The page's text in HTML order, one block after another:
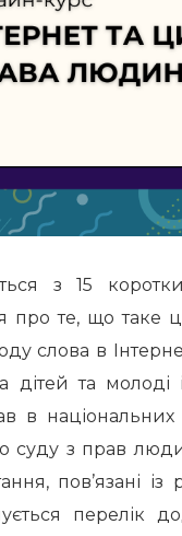
з 15
про те, що таке
слова в
дітей та молоді
в національних
суду з прав
пов’язані
перелік